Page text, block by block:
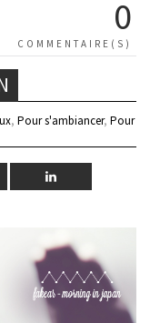
0
COMMENTAIRE(S)
, Pour s'ambiancer, Pour